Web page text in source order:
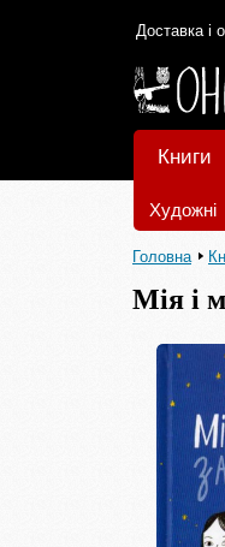
Доставка і
Книги
Художні
Головна
Мія і